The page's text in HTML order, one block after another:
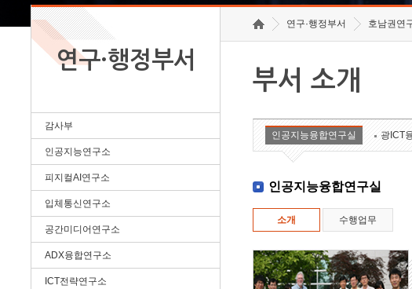
연구·행정부서
감사부
인공지능연구소
피지컬AI연구소
입체통신연구소
공간미디어연구소
ADX융합연구소
ICT전략연구소
연구·행정부서 호남권연
부서 소개
인공지능융합연구실 광ICT
인공지능융합연구실
소개 수행업무